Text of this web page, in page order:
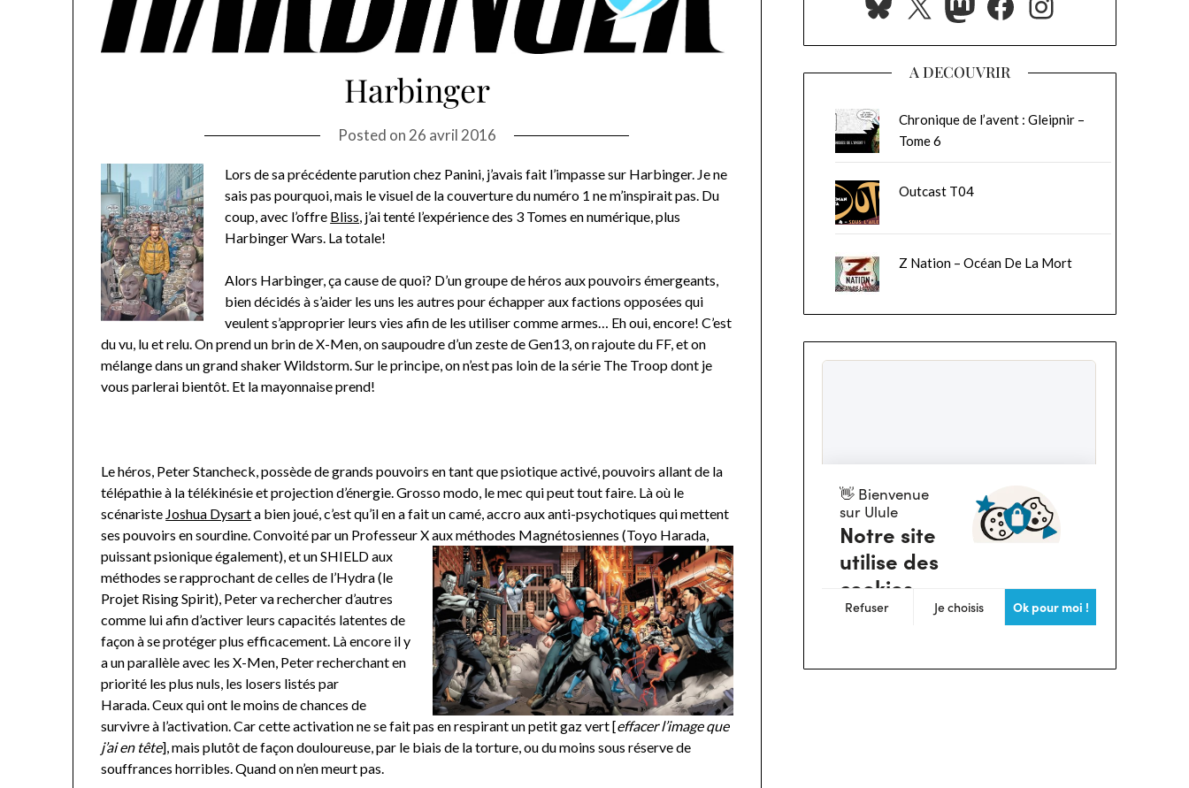
Harbinger
Posted on 26 avril 2016
Lors de sa précédente parution chez Panini, j’avais fait l’impasse sur Harbinger. Je ne
sais pas pourquoi, mais le visuel de la couverture du numéro 1 ne m’inspirait pas. Du
coup, avec l’offre Bliss, j’ai tenté l’expérience des 3 Tomes en numérique, plus
Harbinger Wars. La totale!
Alors Harbinger, ça cause de quoi? D’un groupe de héros aux pouvoirs émergeants,
bien décidés à s’aider les uns les autres pour échapper aux factions opposées qui
veulent s’approprier leurs vies afin de les utiliser comme armes… Eh oui, encore! C’est
du vu, lu et relu. On prend un brin de X-Men, on saupoudre d’un zeste de Gen13, on rajoute du FF, et on
mélange dans un grand shaker Wildstorm. Sur le principe, on n’est pas loin de la série The Troop dont je
vous parlerai bientôt. Et la mayonnaise prend!
Le héros, Peter Stancheck, possède de grands pouvoirs en tant que psiotique activé, pouvoirs allant de la
télépathie à la télékinésie et projection d’énergie. Grosso modo, le mec qui peut tout faire. Là où le
scénariste Joshua Dysarta bien joué, c’est qu’il en a fait un camé, accro aux anti-psychotiques qui mettent
ses pouvoirs en sourdine. Convoité par un Professeur X auxméthodes Magnétosiennes (Toyo Harada,
puissant psionique également), et un SHIELD aux
méthodes se rapprochant de celles de l’Hydra (le
Projet Rising Spirit), Peter va rechercher d’autres
comme lui afin d’activer leurs capacités latentes de
façon à se protéger plus efficacement. Là encore il y
a un parallèle avec les X-Men, Peter recherchant en
priorité les plus nuls, les losers listés par
Harada. Ceux qui ont le moins de chances de
survivre à l’activation. Car cette activation ne se fait pas en respirant un petit gaz vert [effacer l’image que
j’ai en tête], mais plutôt de façon douloureuse, par le biais de la torture, ou du moins sous réserve de
souffrances horribles. Quand on n’en meurt pas.
A DECOUVRIR
Chronique de l’avent : Gleipnir –
Tome 6
Outcast T04
Z Nation – Océan De La Mort